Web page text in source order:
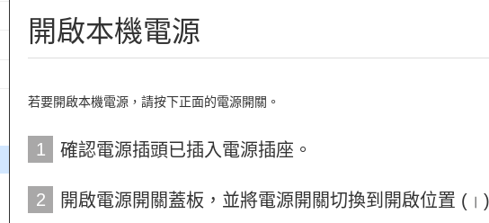
開啟本機電源
若要開啟本機電源，請按下正面的電源開關。
1 確認電源插頭已插入電源插座。
2 開啟電源開關蓋板，並將電源開關切換到開啟位置 (